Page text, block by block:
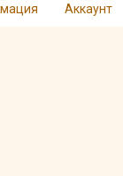
Аккаунт